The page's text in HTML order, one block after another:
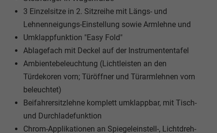
3 Einzelsitze in 2. Sitzreihe mit Längs- und
Lehnenneigungs-Einstellung sowie Armlehne und
Umklappfunktion "Easy Fold"
Ablagefach mit Deckel auf der Instrumententafel
Ambientebeleuchtung (Lichtleisten an den
Türdekoren vorn; Türöffner und Türarmlehnen vorn
beleuchtet)
Beifahrersitzlehne komplett umklappbar, mit Tisch-
und Durchladefunktion
Chrom-Applikationen an Spiegeleinstell-, Lichtdreh-